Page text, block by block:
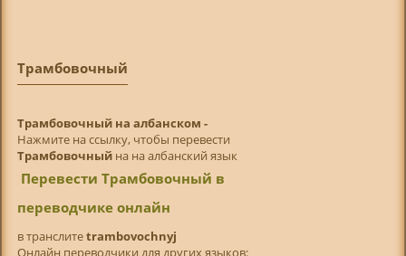
Трамбовочный
Трамбовочный на албанском -
Нажмите на ссылку, чтобы перевести
Трамбовочныйна на албанский язык
Перевести Трамбовочный в
переводчике онлайн
в транслитetrambovochnyj